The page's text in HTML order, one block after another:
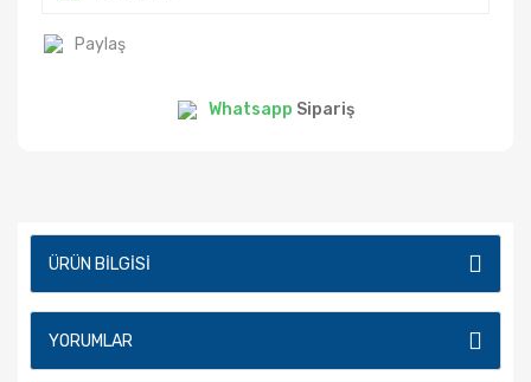
Paylaş
Whatsapp Sipariş
ÜRÜN BILGISI
YORUMLAR